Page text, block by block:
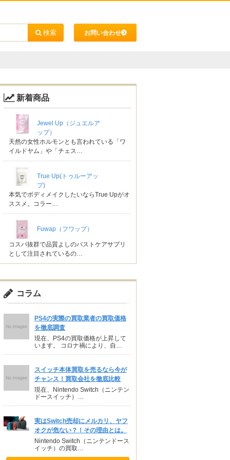
お問い合わせ
新着商品
Jewel Up（ジュエルア
ップ）
天然の女性ホルモンとも言われている「ワ
イルドヤム」や「チェス…
True Up(トゥルーアッ
プ)
本気でボディメイクしたいならTrue Upがオ
ススメ。コラー…
Fuwap（フワップ）
コスパ抜群で品質よしのバストケアサプリ
として注目されているの…
コラム
PS4の実際の買取業者の買取価格
を徹底調査
現在、PS4の買取価格が上昇して
います。 コロナ禍により、自…
スイッチ本体買取を売るなら今が
チャンス！買取会社を徹底比較
現在、Nintendo Switch（ニンテン
ドースイッチ）…
実はSwitch売却にメルカリ、ヤフ
オクが危ない？！その理由とは。
Nintendo Switch（ニンテンドース
イッチ）の買取…